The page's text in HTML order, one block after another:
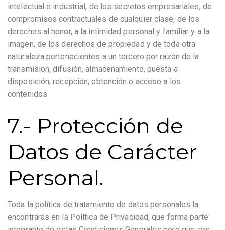
intelectual e industrial, de los secretos empresariales, de
compromisos contractuales de cualquier clase, de los
derechos al honor, a la intimidad personal y familiar y a la
imagen, de los derechos de propiedad y de toda otra
naturaleza pertenecientes a un tercero por razón de la
transmisión, difusión, almacenamiento, puesta a
disposición, recepción, obtención o acceso a los
contenidos.
7.- Protección de
Datos de Carácter
Personal.
Toda la política de tratamiento de datos personales la
encontrarás en la Política de Privacidad, que forma parte